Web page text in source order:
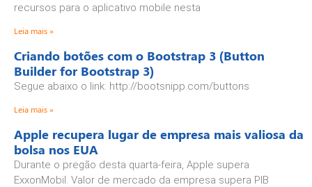
recursos para o aplicativo mobile nesta
Leia mais »
Criando botões com o Bootstrap 3 (Button
Builder for Bootstrap 3)
Segue abaixo o link: http://bootsnipp.com/buttons
Leia mais »
Apple recupera lugar de empresa mais valiosa da
bolsa nos EUA
Durante o pregão desta quarta-feira, Apple supera
ExxonMobil. Valor de mercado da empresa supera PIB